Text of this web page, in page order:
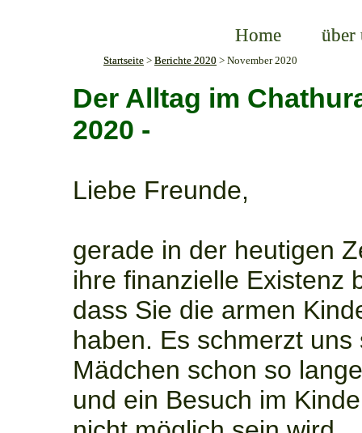
Startseite > Berichte 2020 > November 2020
Home über
Der Alltag im
2020 -
Liebe Freunde,
gerade in der heutigen
ihre finanzielle Existenz
dass Sie die armen
haben. Es schmerzt
Mädchen schon so
und ein Besuch im